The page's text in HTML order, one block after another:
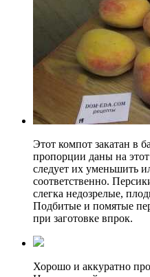
Этот компот закатан в
пропорции даны на
следует их уменьшить
соответственно.
слегка недозрелые,
Подбитые и помятые
при заготовке впрок.
Хорошо и аккуратно